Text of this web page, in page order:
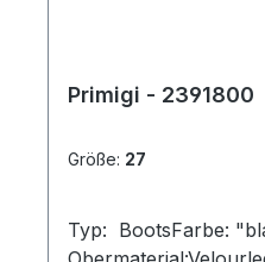
Primigi - 2391800
Größe: 27
Typ: BootsFarbe: